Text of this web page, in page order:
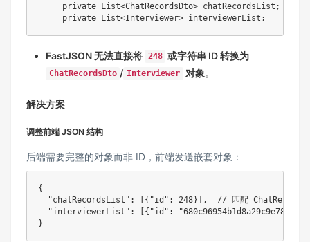
private List<ChatRecordsDto> chatRecordsList ;
private List<Interviewer> interviewerList ;
FastJSON 无法直接将 248 或字符串 ID 转换为
ChatRecordsDto / Interviewer 对象。
解决方案
调整前端 JSON 结构
后端需要完整的对象而非 ID，前端发送嵌套对象：
{
"chatRecordsList" : [{ "id" : 248} ] ,
// 匹配
"interviewerList" : [{ "id" : "680c96954b1d8a29c9e78e97"
}